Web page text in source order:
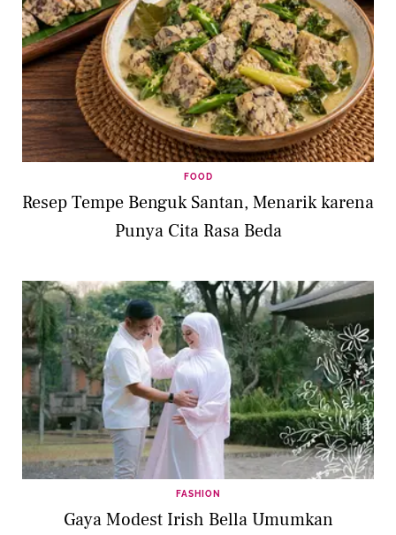
FOOD
Resep Tempe Benguk Santan, Menarik karena
Punya Cita Rasa Beda
FASHION
Gaya Modest Irish Bella Umumkan